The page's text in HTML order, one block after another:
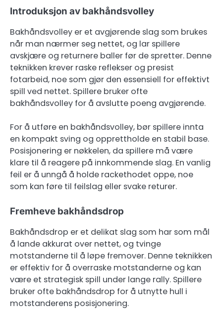
Introduksjon av bakhåndsvolley
Bakhåndsvolley er et avgjørende slag som brukes
når man nærmer seg nettet, og lar spillere
avskjære og returnere baller før de spretter. Denne
teknikken krever raske reflekser og presist
fotarbeid, noe som gjør den essensiell for effektivt
spill ved nettet. Spillere bruker ofte
bakhåndsvolley for å avslutte poeng avgjørende.
For å utføre en bakhåndsvolley, bør spillere innta
en kompakt sving og opprettholde en stabil base.
Posisjonering er nøkkelen, da spillere må være
klare til å reagere på innkommende slag. En vanlig
feil er å unngå å holde rackethodet oppe, noe
som kan føre til feilslag eller svake returer.
Fremheve bakhåndsdrop
Bakhåndsdrop er et delikat slag som har som mål
å lande akkurat over nettet, og tvinge
motstanderne til å løpe fremover. Denne teknikken
er effektiv for å overraske motstanderne og kan
være et strategisk spill under lange rally. Spillere
bruker ofte bakhåndsdrop for å utnytte hull i
motstanderens posisjonering.